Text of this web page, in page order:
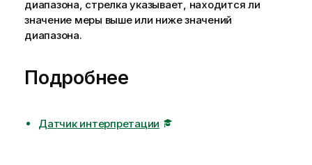
диапазона, стрелка указывает, находится ли
значение меры выше или ниже значений
диапазона.
Подробнее
Датчик интерпретации